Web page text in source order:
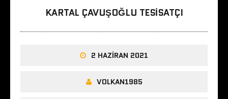
KARTAL ÇAVUŞOĞLU TESISATÇI
2 HAZIRAN 2021
VOLKAN1985